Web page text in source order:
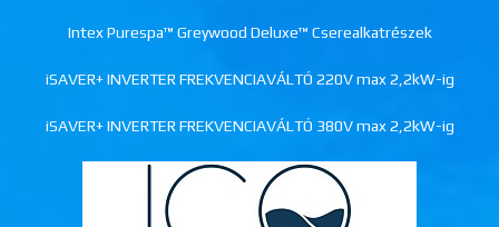
Intex Purespa™ Greywood Deluxe™ Cserealkatrészek
iSAVER+ INVERTER FREKVENCIAVÁLTÓ 220V max 2,2kW-ig
iSAVER+ INVERTER FREKVENCIAVÁLTÓ 380V max 2,2kW-ig